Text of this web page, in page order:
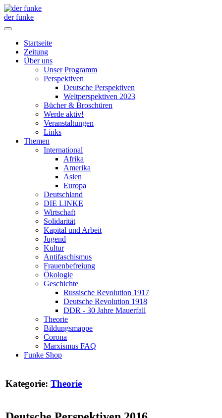
der funke
Startseite
Zeitung
Über uns
Unser Programm
Perspektiven
Deutsche Perspektiven
Weltperspektiven 2023
Bücher & Broschüren
Werde aktiv!
Veranstaltungen
Links
Themen
International
Afrika
Amerika
Asien
Europa
Deutschland
DIE LINKE
Wirtschaft
Solidarität
Kapital und Arbeit
Jugend
Kultur
Antifaschismus
Frauenbefreiung
Ökologie
Geschichte
Russische Revolution 1917
Deutsche Revolution 1918
DDR - 30 Jahre Mauerfall
Theorie
Bildungsmappe
Corona
Marxismus FAQ
Funke Shop
Kategorie: Theorie